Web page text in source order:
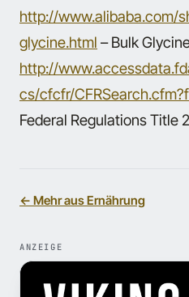
http://www.alibaba.com/
glycine.html – Bulk
http://
cs/cfcfr/
Federal Regulations Title
← Mehr aus Ernährung
ANZEIGE